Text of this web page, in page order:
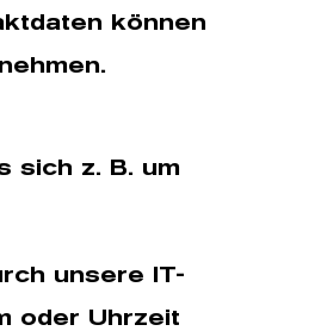
können
sich z. B. um
unsere IT-
oder Uhrzeit